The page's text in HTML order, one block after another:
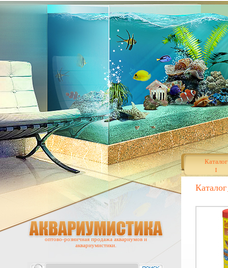
Каталог
Каталог
оптово-розничная продажа аквариумов и
аквариумистики.